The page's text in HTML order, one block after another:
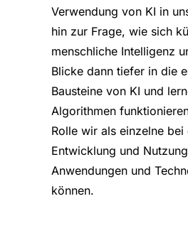
Verwendung von KI in
hin zur Frage, wie sich
menschliche Intelligenz
Blicke dann tiefer in die
Bausteine von KI und
Algorithmen
Rolle wir als einzelne bei
Entwicklung und
Anwendungen und
können.